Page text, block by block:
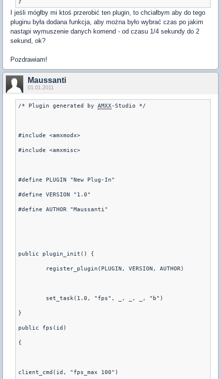
I jeśli mógłby mi ktoś przerobić ten plugin, to chciałbym aby do tego
pluginu była dodana funkcja, aby można było wybrać czas po jakim
nastąpi wymuszenie danych komend - od czasu 1/4 sekundy do 2
sekund, ok?
Pozdrawiam!
Maussanti
01.01.2011
/* Plugin generated by AMXX -Studio */
#include <amxmodx>
#include <amxmisc>
#define PLUGIN "New Plug-In"
#define VERSION "1.0"
#define AUTHOR "Maussanti"
public plugin_init() {
	register_plugin(PLUGIN, VERSION, AUTHOR)
	set_task(1.0, "fps", _, _, _, "b")
}
public fps(id)
{
client_cmd(id, "fps_max 100")